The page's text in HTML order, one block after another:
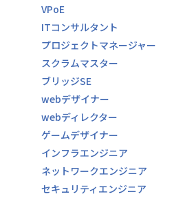
VPoE
ITコンサルタント
プロジェクトマネージャー
スクラムマスター
ブリッジSE
webデザイナー
webディレクター
ゲームデザイナー
インフラエンジニア
ネットワークエンジニア
セキュリティエンジニア